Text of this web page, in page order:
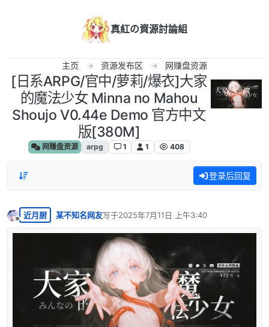
真紅の資源討論組
主页 资源发布区 网赚盘资源
[日系ARPG/官中/萝莉/爆衣]大家
的魔法少女 Minna no Mahou
Shoujo V0.44e Demo 官方中文
版[380M]
网赚盘资源 arpg 1 1 408
登录后回复
离线
近月厨 某不知名网友写于2025年7月11日 上午3:40
最后由 编辑